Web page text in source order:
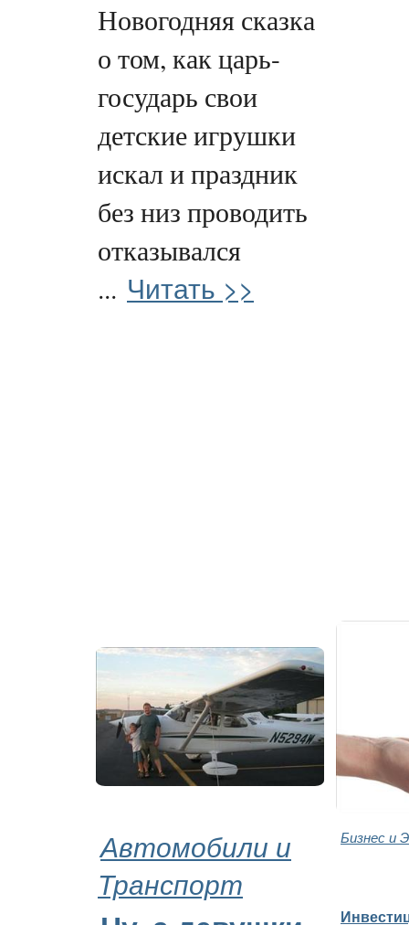
Новогодняя сказка
о том, как царь-
государь свои
детские игрушки
искал и праздник
без низ проводить
отказывался
... Читать >>
Автомобили и
Транспорт
Бизнес и